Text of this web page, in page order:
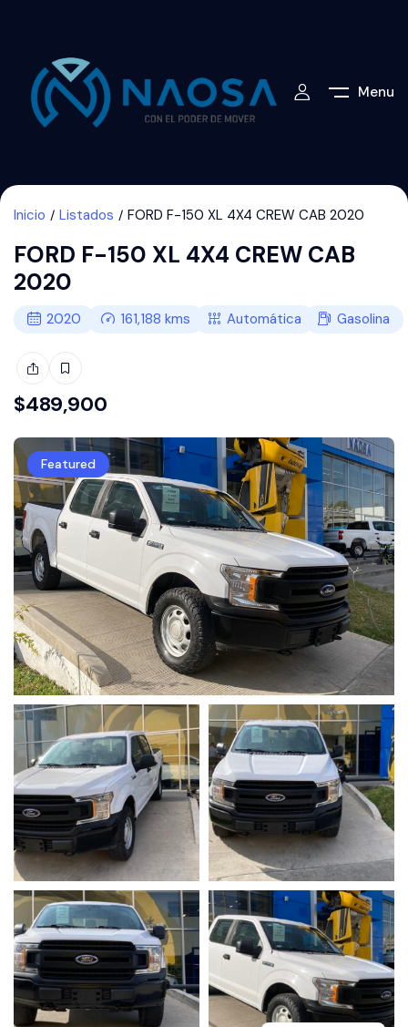
Menu
Inicio Listados FORD F-150 XL 4X4 CREW CAB 2020
FORD F-150 XL 4X4 CREW CAB
2020
2020 161,188kms Automática Gasolina
$489,900
Featured